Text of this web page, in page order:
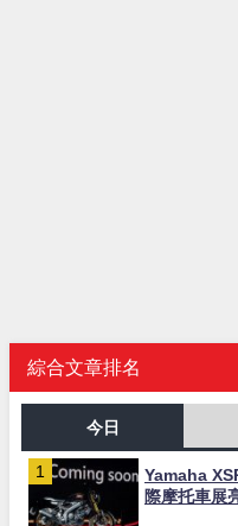
綜合文章排名
今日
Yamaha
際摩托車展